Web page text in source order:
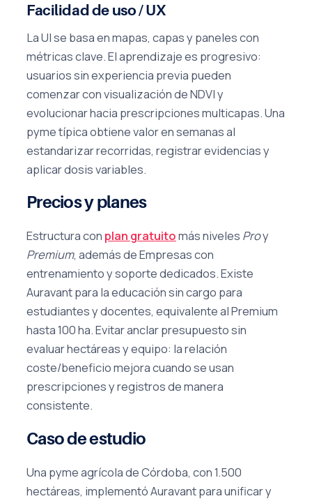
Facilidad de uso / UX
La UI se basa en mapas, capas y paneles con
métricas clave. El aprendizaje es progresivo:
usuarios sin experiencia previa pueden
comenzar con visualización de NDVI y
evolucionar hacia prescripciones multicapas. Una
pyme típica obtiene valor en semanas al
estandarizar recorridas, registrar evidencias y
aplicar dosis variables.
Precios y planes
Estructura con plan gratuitomás niveles Proy
Premium, además de Empresas con
entrenamiento y soporte dedicados. Existe
Auravant para la educación sin cargo para
estudiantes y docentes, equivalente al Premium
hasta 100 ha. Evitar anclar presupuesto sin
evaluar hectáreas y equipo: la relación
coste/beneficio mejora cuando se usan
prescripciones y registros de manera
consistente.
Caso de estudio
Una pyme agrícola de Córdoba, con 1.500
hectáreas, implementó Auravant para unificar y